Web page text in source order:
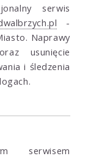
serwis
-
Naprawy
usunięcie
i śledzenia
serwisem